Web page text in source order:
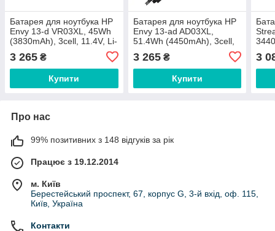
Батарея для ноутбука HP
Envy 13-d VR03XL, 45Wh
(3830mAh), 3cell, 11.4V, Li-
3 265 ₴
Купити
Батарея для ноутбука HP
Envy 13-ad AD03XL,
51.4Wh (4450mAh), 3cell,
ОРИГІНАЛЬНА
3 265₴
Купити
3
Про нас
99% позитивних з 148 відгуків за рік
Працює з 19.12.2014
м. Київ
Берестейський проспект, 67, корпус G, 3-й вхід, оф. 115,
Київ, Україна
Контакти